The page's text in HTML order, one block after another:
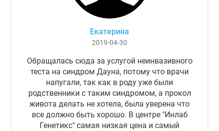
Екатерина
2019-04-30
Обращалась сюда за услугой неинвазивного
теста на синдром Дауна, потому что врачи
напугали, так как в роду уже были
родственники с таким синдромом, а прокол
живота делать не хотела, была уверена что
все должно быть хорошо. В центре "Инлаб
Генетикс" самая низкая цена и самый